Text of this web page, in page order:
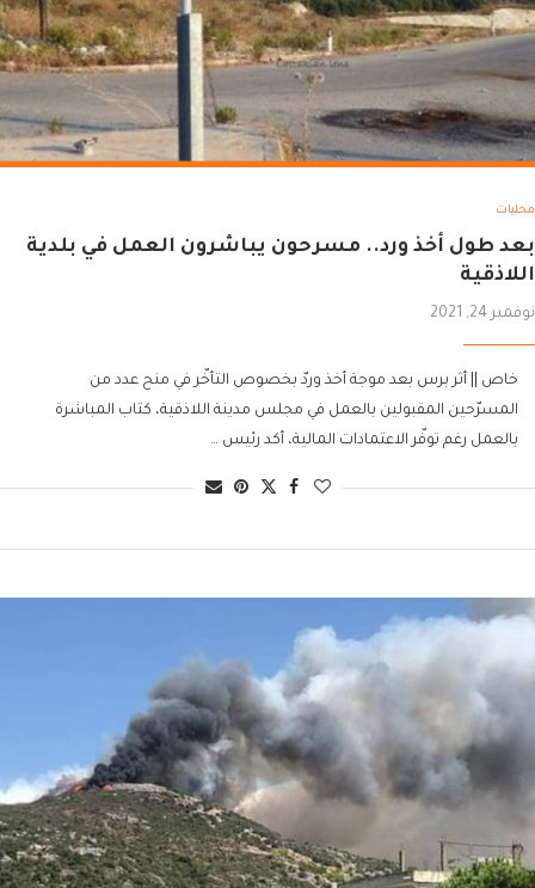
محليات
بعد طول أخذ ورد.. مسرحون يباشرون العمل في بلدية
اللاذقية
نوفمبر 24, 2021
خاص || أثر برس بعد موجة أخذ وردّ بخصوص التأخّر في منح عدد من
المسرّحين المقبولين بالعمل في مجلس مدينة اللاذقية، كتاب المباشرة
بالعمل رغم توفّر الاعتمادات المالية، أكد رئيس …